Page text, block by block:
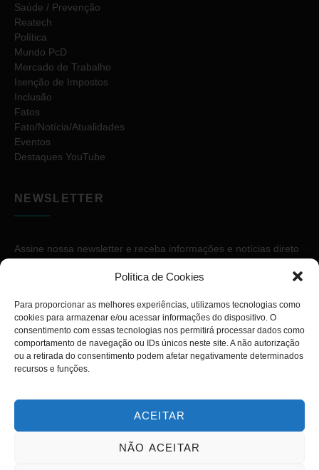
Política de Cookies
Para proporcionar as melhores experiências, utilizamos tecnologias como
cookies para armazenar e/ou acessar informações do dispositivo. O
consentimento com essas tecnologias nos permitirá processar dados como
comportamento de navegação ou IDs únicos neste site. A não autorização
ou a retirada do consentimento podem afetar negativamente determinados
recursos e funções.
ACEITAR
NÃO ACEITAR
Saúde / Prevenção
Reatech
Política
Mundo PcD
Mercado de Trabalho
Isenção de Impostos
Inclusão
Fatos
Fato/Notícia/Atualidades
Eventos
Destaques YouTube
NEWSLETTER
Assine nossa newsletter e receba informações e notícias direto
Copyright © 2026. Diário PcD. Todos os direitos reservados.